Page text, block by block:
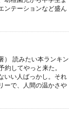
ンテーションなど盛ん
） 読みたい本ランキン
約してやっと来た。
いい人ばっかし。それ
ーで、人間の温かさや